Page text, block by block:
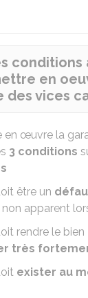
conditions
en
vices
en œuvre la
3 conditions
être un
apparent
rendre le bien
très
exister au